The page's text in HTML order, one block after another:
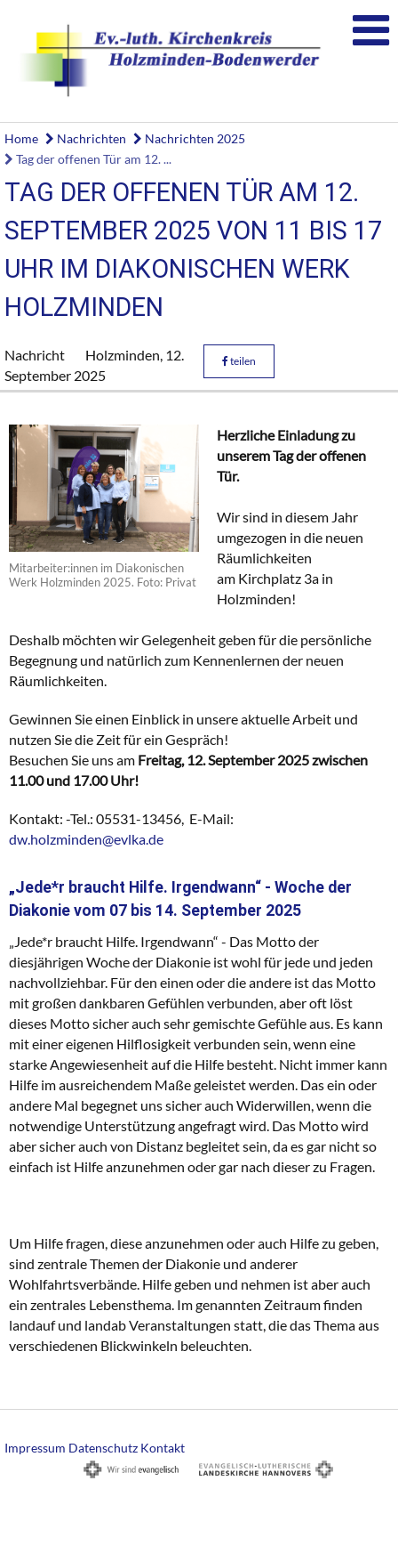
Home Nachrichten
Nachrichten 2025
Tag der offenen Tür am 12. ...
TAG DER OFFENEN TÜR AM 12.
SEPTEMBER 2025 VON 11 BIS 17
UHR IM DIAKONISCHEN WERK
HOLZMINDEN
Nachricht Holzminden, 12.
September 2025
teilen
Mitarbeiter:innen im Diakonischen
Werk Holzminden 2025. Foto: Privat
Herzliche Einladung zu
unserem Tag der offenen
Tür.
Wir sind in diesem Jahr
umgezogen in die neuen
Räumlichkeiten
am Kirchplatz 3a in
Holzminden!
Deshalb möchten wir Gelegenheit geben für die persönliche
Begegnung und natürlich zum Kennenlernen der neuen
Räumlichkeiten.
Gewinnen Sie einen Einblick in unsere aktuelle Arbeit und
nutzen Sie die Zeit für ein Gespräch!
Besuchen Sie uns am Freitag, 12. September 2025 zwischen
11.00 und 17.00 Uhr!
Kontakt: -Tel.: 05531-13456, E-Mail:
dw.holzminden@evlka.de
„Jede*r braucht Hilfe. Irgendwann“ - Woche der
Diakonie vom 07 bis 14. September 2025
„Jede*r braucht Hilfe. Irgendwann“ - Das Motto der
diesjährigen Woche der Diakonie ist wohl für jede und jeden
nachvollziehbar. Für den einen oder die andere ist das Motto
mit großen dankbaren Gefühlen verbunden, aber oft löst
dieses Motto sicher auch sehr gemischte Gefühle aus. Es kann
mit einer eigenen Hilflosigkeit verbunden sein, wenn eine
starke Angewiesenheit auf die Hilfe besteht. Nicht immer kann
Hilfe im ausreichendem Maße geleistet werden. Das ein oder
andere Mal begegnet uns sicher auch Widerwillen, wenn die
notwendige Unterstützung angefragt wird. Das Motto wird
aber sicher auch von Distanz begleitet sein, da es gar nicht so
einfach ist Hilfe anzunehmen oder gar nach dieser zu Fragen.
Um Hilfe fragen, diese anzunehmen oder auch Hilfe zu geben,
sind zentrale Themen der Diakonie und anderer
Wohlfahrtsverbände. Hilfe geben und nehmen ist aber auch
ein zentrales Lebensthema. Im genannten Zeitraum finden
landauf und landab Veranstaltungen statt, die das Thema aus
verschiedenen Blickwinkeln beleuchten.
Impressum Datenschutz Kontakt